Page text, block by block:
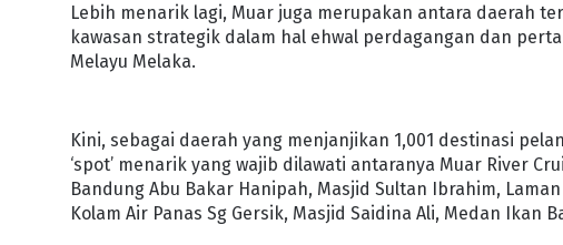
Lebih menarik lagi, Muar juga merupakan antara daerah
kawasan strategik dalam hal ehwal perdagangan dan
Melayu Melaka.
Kini, sebagai daerah yang menjanjikan 1,001 destinasi
‘spot’ menarik yang wajib dilawati antaranya Muar River
Bandung Abu Bakar Hanipah, Masjid Sultan Ibrahim,
Kolam Air Panas Sg Gersik, Masjid Saidina Ali, Medan Ikan